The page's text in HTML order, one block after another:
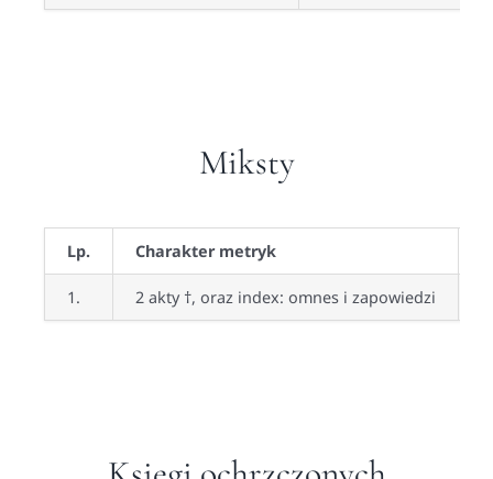
Miksty
Lp. Charakter metryk
1. 2 akty †, oraz index: omnes i zapowiedzi